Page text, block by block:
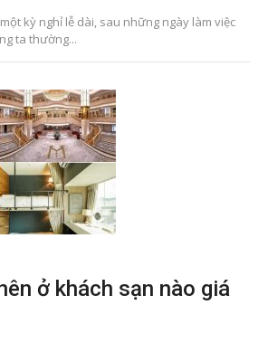
kỳ nghỉ lễ dài, sau những ngày làm việc
ta thường...
ở khách sạn nào giá